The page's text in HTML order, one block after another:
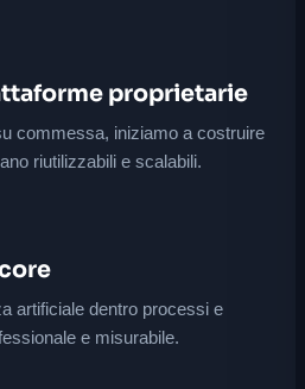
proprietarie
commessa, iniziamo a costruire
riutilizzabili e scalabili.
artificiale dentro processi e
e misurabile.